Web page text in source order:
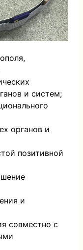
и систем;
органов и
позитивной
и
совместно с